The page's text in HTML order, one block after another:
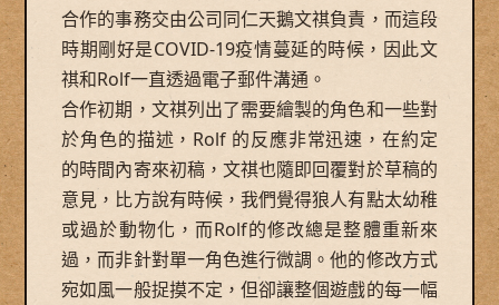
合作的事務交由公司同仁天鵝文祺負責，而這段
時期剛好是COVID-19疫情蔓延的時候，因此文
祺和Rolf一直透過電子郵件溝通。
合作初期，文祺列出了需要繪製的角色和一些對
於角色的描述，Rolf 的反應非常迅速，在約定
的時間內寄來初稿，文祺也隨即回覆對於草稿的
意見，比方說有時候，我們覺得狼人有點太幼稚
或過於動物化，而Rolf的修改總是整體重新來
過，而非針對單一角色進行微調。他的修改方式
宛如風一般捉摸不定，但卻讓整個遊戲的每一幅